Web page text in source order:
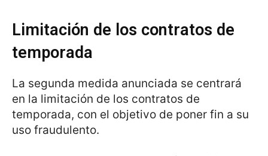
Limitación de los contratos de
temporada
La segunda medida anunciada se centrará
en la limitación de los contratos de
temporada, con el objetivo de poner fin a su
uso fraudulento.